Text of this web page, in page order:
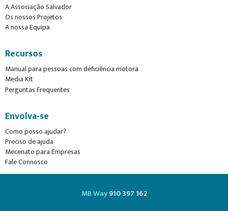
A Associação Salvador
Os nossos Projetos
A nossa Equipa
Recursos
Manual para pessoas com deficiência motora
Media Kit
Perguntas Frequentes
Envolva-se
Como posso ajudar?
Preciso de ajuda
Mecenato para Empresas
Fale Connosco
MB Way910 397 162